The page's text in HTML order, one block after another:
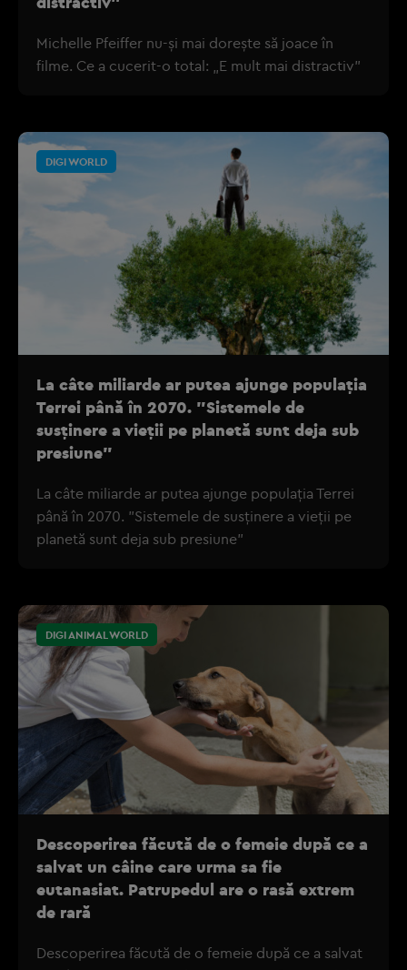
Michelle Pfeiffer nu-și mai dorește să joace în
filme. Ce a cucerit-o total: „E mult mai distractiv”
DIGI WORLD
La câte miliarde ar putea ajunge populația
Terrei până în 2070. "Sistemele de
susținere a vieții pe planetă sunt deja sub
presiune"
La câte miliarde ar putea ajunge populația Terrei
până în 2070. "Sistemele de susținere a vieții pe
planetă sunt deja sub presiune"
DIGI ANIMAL WORLD
Descoperirea făcută de o femeie după ce a
salvat un câine care urma sa fie
eutanasiat. Patrupedul are o rasă extrem
de rară
Descoperirea făcută de o femeie după ce a salvat